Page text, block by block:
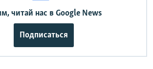
читай нас в Google News
Подписаться